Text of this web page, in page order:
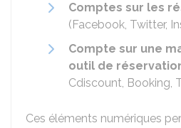
Comptes sur les
(Facebook, Twitter,
Compte sur une
outil de
Cdiscount, Booking,
Ces éléments numériques